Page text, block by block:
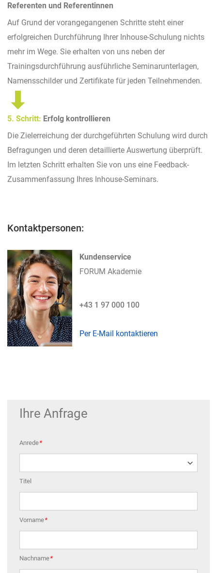
Referenten und Referentinnen
Auf Grund der vorangegangenen Schritte steht einer
erfolgreichen Durchführung Ihrer Inhouse-Schulung nichts
mehr im Wege. Sie erhalten von uns neben der
Trainingsdurchführung ausführliche Seminarunterlagen,
Namensschilder und Zertifikate für jeden Teilnehmenden.
5. Schritt: Erfolg kontrollieren
Die Zielerreichung der durchgeführten Schulung wird durch
Befragungen und deren detaillierte Auswertung überprüft.
Im letzten Schritt erhalten Sie von uns eine Feedback-
Zusammenfassung Ihres Inhouse-Seminars.
Kontaktpersonen:
Kundenservice
FORUM Akademie
+43 1 97 000 100
Per E-Mail kontaktieren
Ihre Anfrage
Anrede*
Titel
Vorname*
Nachname*